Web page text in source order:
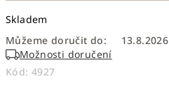
cena:
Skladem
Můžeme doručit do:
13.8.2026
Možnosti doručení
Kód: 4927